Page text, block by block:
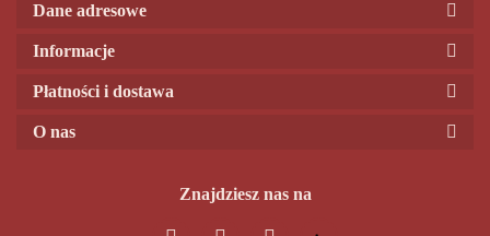
Dane adresowe
Informacje
Płatności i dostawa
O nas
Znajdziesz nas na